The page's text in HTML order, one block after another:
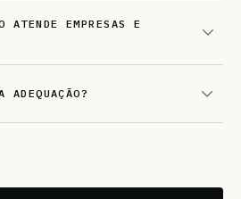
ATENDE EMPRESAS E
ADEQUAÇÃO?